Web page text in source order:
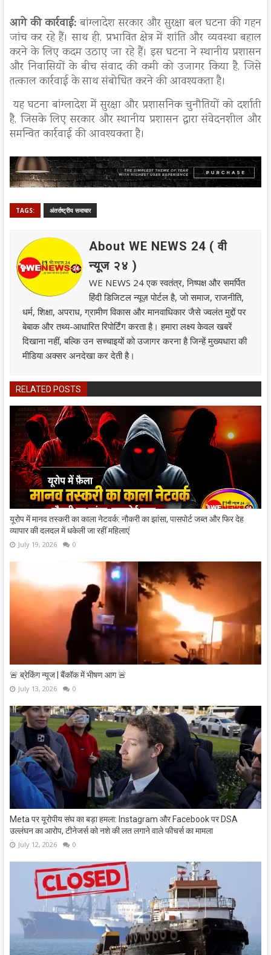
आगे की कार्रवाई:बांग्लादेश सरकार और सुरक्षा बल घटना की गहन
जांच कर रहे हैं। साथ ही, प्रभावित क्षेत्र में शांति और व्यवस्था बहाल
करने के लिए कदम उठाए जा रहे हैं। इस घटना ने स्थानीय प्रशासन
और निवासियों के बीच संवाद की कमी को उजागर किया है, जिसे
तत्काल कार्रवाई के साथ संबोधित करने की आवश्यकता है।
यह घटना बांग्लादेश में सुरक्षा और प्रशासनिक चुनौतियों को दर्शाती
है, जिसके लिए सरकार और स्थानीय प्रशासन द्वारा संवेदनशील और
समन्वित कार्रवाई की आवश्यकता है।
TAGS: अंतर्राष्ट्रीय समाचार
About WE NEWS 24 ( वी
न्यूज २४ )
WE NEWS 24 एक स्वतंत्र, निष्पक्ष और समर्पित
हिंदी डिजिटल न्यूज़ पोर्टल है, जो समाज, राजनीति,
धर्म, शिक्षा, अपराध, ग्रामीण विकास और मानवाधिकार जैसे ज्वलंत मुद्दों पर
बेबाक और तथ्य-आधारित रिपोर्टिंग करता है। हमारा लक्ष्य केवल खबरें
दिखाना नहीं, बल्कि उन सच्चाइयों को उजागर करना है जिन्हें मुख्यधारा की
मीडिया अक्सर अनदेखा कर देती है।
RELATED POSTS
यूरोप में मानव तस्करी का काला नेटवर्क: नौकरी का झांसा, पासपोर्ट जब्त और फिर देह
व्यापार की दलदल में धकेली जा रहीं महिलाएं
July 19, 2026 0
🚨 ब्रेकिंग न्यूज | बैंकॉक में भीषण आग 🚨
July 13, 2026 0
Meta पर यूरोपीय संघ का बड़ा हमला: Instagram और Facebook पर DSA
उल्लंघन का आरोप, टीनेजर्स को नशे की लत लगाने वाले फीचर्स का मामला
July 12, 2026 0